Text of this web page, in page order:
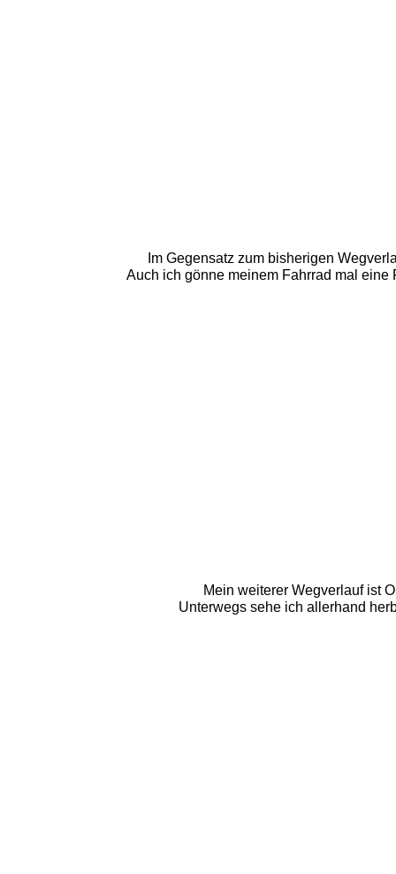
Im Gegensatz zum bisherigen
Auch ich gönne meinem Fahrrad mal
Mein weiterer Wegverlauf ist
Unterwegs sehe ich allerhand